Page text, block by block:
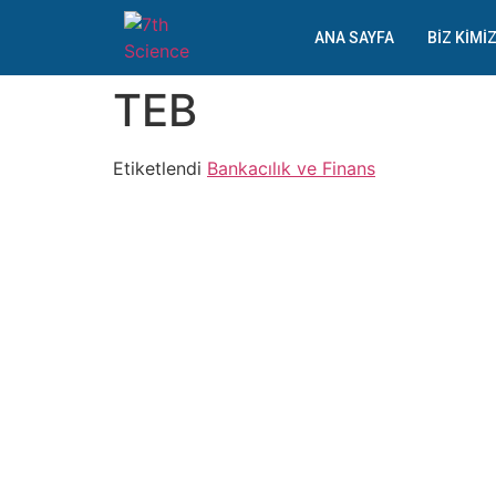
ANA SAYFA BIZ
TEB
Etiketlendi Bankacılık ve Finans